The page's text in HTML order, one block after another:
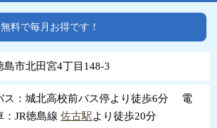
料で毎月お得です！
島市北田宮4丁目148-3
ス：城北高校前バス停より徒歩6分 電
：JR徳島線 佐古駅より徒歩20分